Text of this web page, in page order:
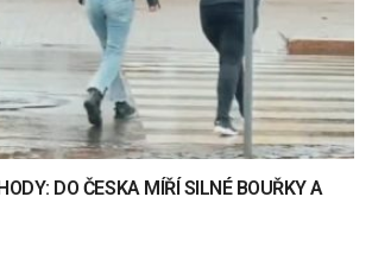
DO ČESKA MÍŘÍ SILNÉ BOUŘKY A